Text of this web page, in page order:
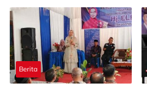
Berita